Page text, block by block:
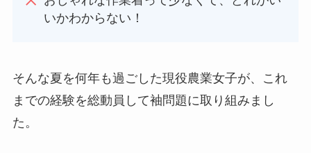
いかわからない！
そんな夏を何年も過ごした現役農業女子が、これ
までの経験を総動員して袖問題に取り組みまし
た。